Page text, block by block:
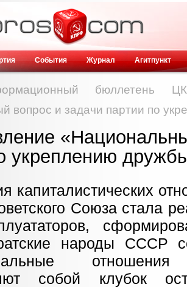
События Журнал Агитпункт
бюллетень
вопрос и задачи партии по
укреплению
капиталистических
Союза стала
народы СССР
собой клубок